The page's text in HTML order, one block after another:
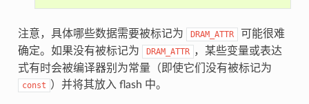
注意，具体哪些数据需要被标记为 DRAM_ATTR
可能很难
确定。如果没有被标记为
DRAM_ATTR ，某些变量或表达
式有时会被编译器别为常量（即使它们没有被标记为
const ）并将其放入 flash 中。